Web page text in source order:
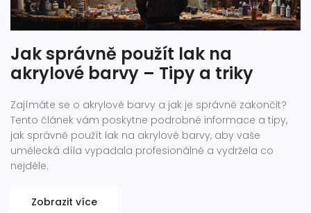
Jak správně použít lak na
akrylové barvy – Tipy a triky
Zajímáte se o akrylové barvy a jak je správně zakončit?
Tento článek vám poskytne podrobné informace a tipy,
jak správně použít lak na akrylové barvy, aby vaše
umělecká díla vypadala profesionálně a vydržela co
nejdéle.
Zobrazit více